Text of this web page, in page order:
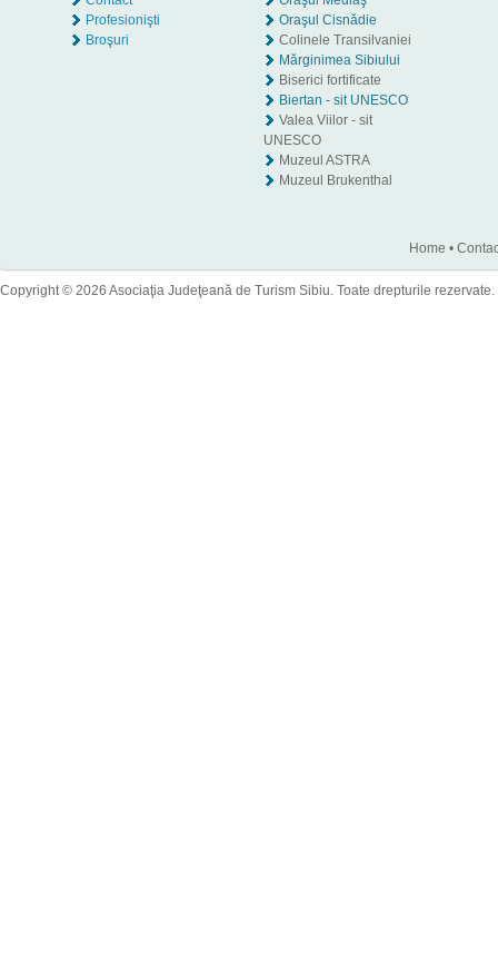
Profesionişti
Broşuri
Oraşul Cisnădie
Colinele Transilvaniei
Mărginimea Sibiului
Biserici fortificate
Biertan - sit UNESCO
Valea Viilor - sit
UNESCO
Muzeul ASTRA
Muzeul Brukenthal
Home •
Copyright © 2026 Asociaţia Judeţeană de Turism Sibiu. Toate drepturile rezervate.